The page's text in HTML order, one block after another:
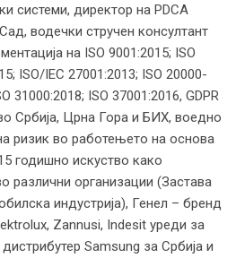
системи, директор на PDCA
водечки стручен консултант
на ISO 9001:2015; ISO
ISO/IEC 27001:2013; ISO 20000-
31000:2018; ISO 37001:2016, GDPR
Србија, Црна Гора и БИХ, воедно
ризик во работењето на основа
годишно искуство како
различни организации (Застава
индустрија), Генел – бренд
Zannusi, Indesit уреди за
Samsung за Србија и